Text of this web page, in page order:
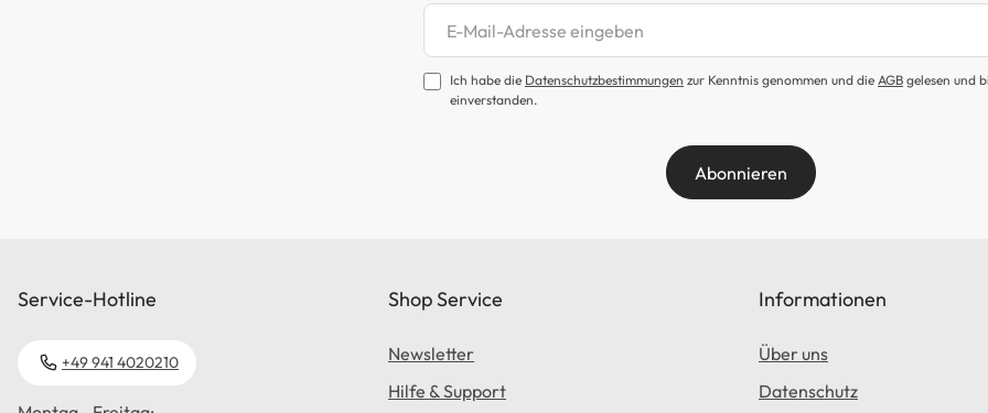
Newsletter abonnieren
Ich habe die Datenschutzbestimmungen zur Kenntnis genommen und die AGB gelesen und
einverstanden.
Abonnieren
Service-Hotline
+49 941 4020210
Shop Service
Newsletter
Hilfe & Support
Informationen
Über uns
Datenschutz